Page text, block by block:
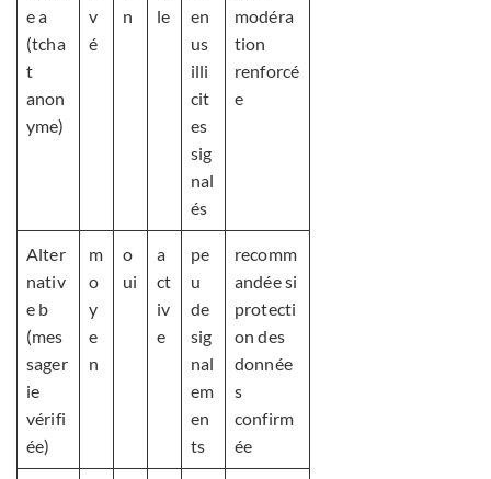
e a
(tcha
t
anon
yme)
v
é
n
le
en
us
illi
cit
es
sig
nal
és
modéra
tion
renforcé
e
Alter
nativ
e b
(mes
sager
ie
vérifi
ée)
m
o
y
e
n
o
ui
a
ct
iv
e
pe
u
de
sig
nal
em
en
ts
recomm
andée si
protecti
on des
donnée
s
confirm
ée